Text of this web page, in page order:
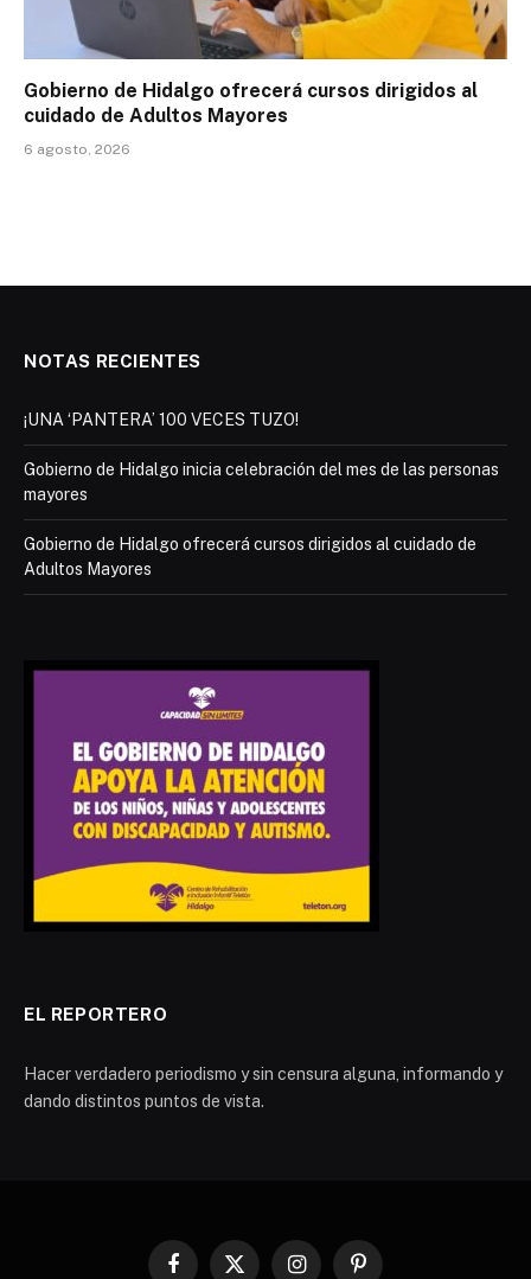
Gobierno de Hidalgo ofrecerá cursos dirigidos al
cuidado de Adultos Mayores
6 agosto, 2026
NOTAS RECIENTES
¡UNA ‘PANTERA’ 100 VECES TUZO!
Gobierno de Hidalgo inicia celebración del mes de las personas
mayores
Gobierno de Hidalgo ofrecerá cursos dirigidos al cuidado de
Adultos Mayores
EL REPORTERO
Hacer verdadero periodismo y sin censura alguna, informando y
dando distintos puntos de vista.
Facebook
X InstagramPinterest